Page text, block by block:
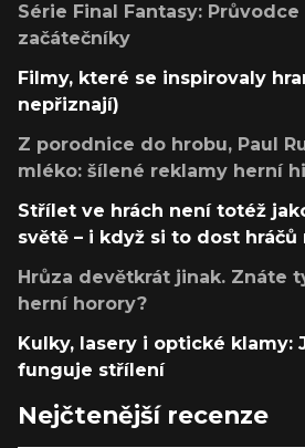
Série Final Fantasy:
začátečníky
Filmy, které se inspirovaly
nepřiznají)
Z porodnice do hrobu, Paul
mléko: šílené reklamy herní
Střílet ve hrách není totéž
světě – i když si to dost hráčů
Hrůza devětkrát jinak. Znáte
herní horory?
Kulky, lasery i optické klamy:
funguje střílení
Nejčtenější recenze